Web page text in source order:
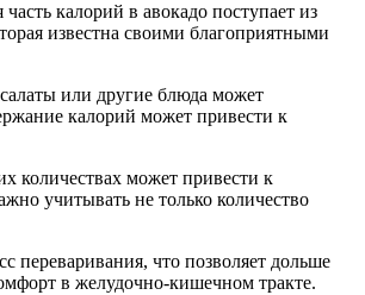
калорий в авокадо поступает из
известна своими благоприятными
или другие блюда может
калорий может привести к
количествах может привести к
учитывать не только количество
переваривания, что позволяет дольше
в желудочно-кишечном тракте.